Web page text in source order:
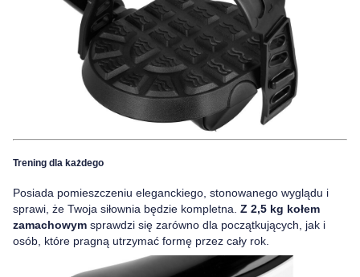
Trening dla każdego
Posiada pomieszczeniu eleganckiego, stonowanego wyglądu i
sprawi, że Twoja siłownia będzie kompletna. Z 2,5 kg kołem
zamachowym sprawdzi się zarówno dla początkujących, jak i
osób, które pragną utrzymać formę przez cały rok.